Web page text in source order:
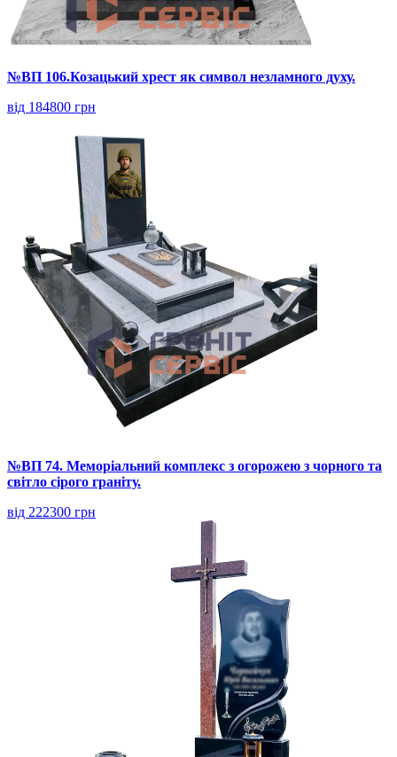
№ВП 106.Козацький хрест як символ незламного духу.
від 184800 грн
№ВП 74. Меморіальний комплекс з огорожею з чорного та
світло сірого граніту.
від 222300 грн